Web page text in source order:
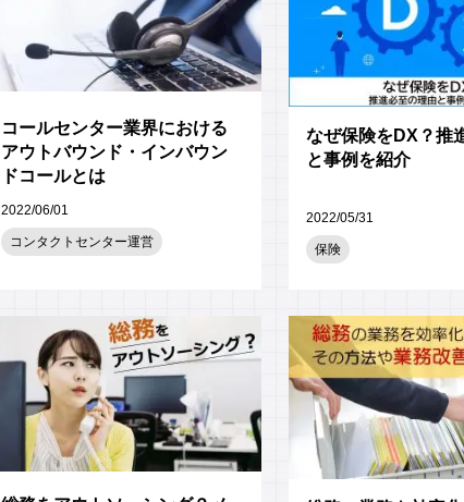
コールセンター業界における
アウトバウンド・インバウン
ドコールとは
2022/06/01
コンタクトセンター運営
なぜ保険をDX？推
と事例を紹介
2022/05/31
保険